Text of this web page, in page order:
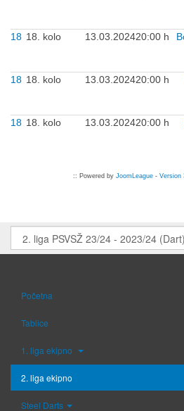
18 18. kolo 13.03.202420:00 h
18 18. kolo 13.03.202420:00 h
18 18. kolo 13.03.202420:00 h
:: Powered by JoomLeague - Version
Početna
Tablice
1. liga ekipno
2. liga ekipno
Steel Darts